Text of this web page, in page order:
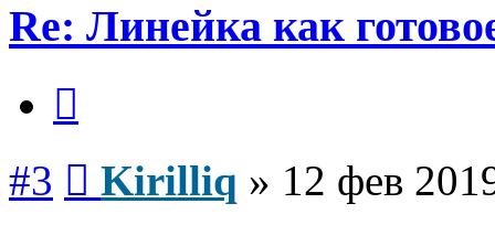
Re: Линейка как
#3 Kirilliq » 12 фев